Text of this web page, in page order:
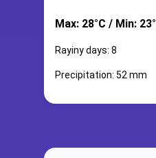
Max: 28°C / Min:
Rayiny days: 8
Precipitation: 52 mm